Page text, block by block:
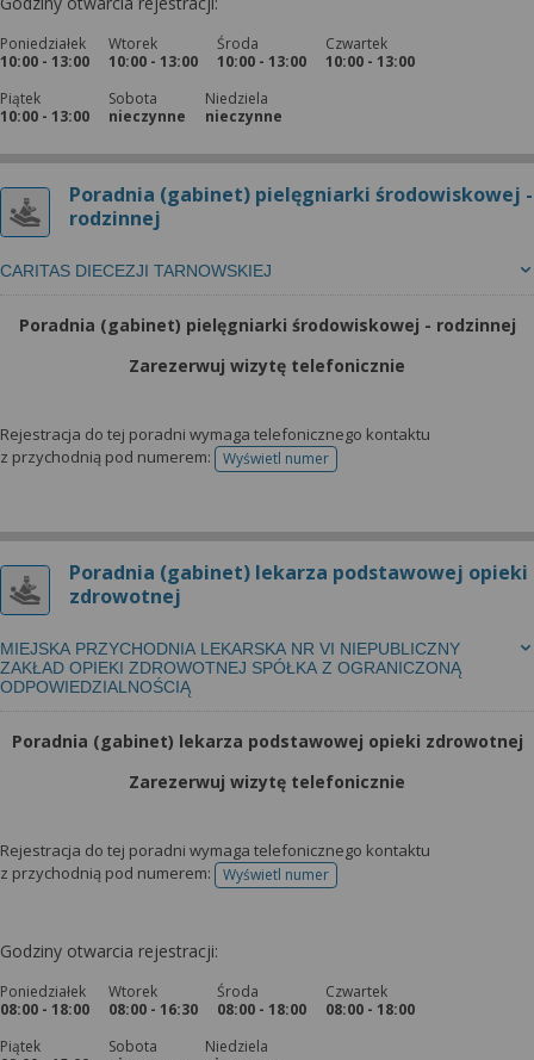
Poniedziałek
10:00 - 13:00
Wtorek
10:00 - 13:00
Środa
10:00 - 13:00
Czwartek
10:00 - 13:00
Piątek
10:00 - 13:00
Sobota
nieczynne
Niedziela
nieczynne
Poradnia (gabinet) pielęgniarki środowiskowej -
rodzinnej
CARITAS DIECEZJI TARNOWSKIEJ
Poradnia (gabinet) pielęgniarki środowiskowej - rodzinnej
Zarezerwuj wizytę telefonicznie
Rejestracja do tej poradni wymaga telefonicznego kontaktu
z przychodnią pod numerem:
Wyświetl numertelefonu do rejestracji
Poradnia (gabinet) lekarza podstawowej opieki
zdrowotnej
MIEJSKA PRZYCHODNIA LEKARSKA NR VI NIEPUBLICZNY
ZAKŁAD OPIEKI ZDROWOTNEJ SPÓŁKA Z OGRANICZONĄ
ODPOWIEDZIALNOŚCIĄ
Poradnia (gabinet) lekarza podstawowej opieki zdrowotnej
Zarezerwuj wizytę telefonicznie
Rejestracja do tej poradni wymaga telefonicznego kontaktu
z przychodnią pod numerem:
Wyświetl numertelefonu do rejestracji
Godziny otwarcia rejestracji:
Poniedziałek
08:00 - 18:00
Wtorek
08:00 - 16:30
Środa
08:00 - 18:00
Czwartek
08:00 - 18:00
Piątek
Sobota
Niedziela